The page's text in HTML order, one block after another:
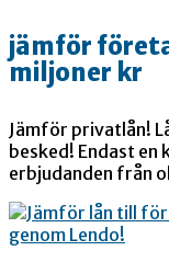
jämför
miljoner kr
Jämför privatlån!
besked! Endast en
erbjudanden från